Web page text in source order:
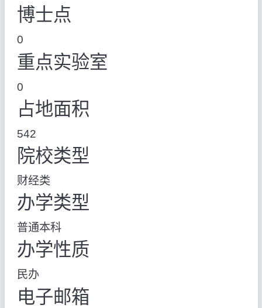
博士点
0
重点实验室
0
占地面积
542
院校类型
财经类
办学类型
普通本科
办学性质
民办
电子邮箱